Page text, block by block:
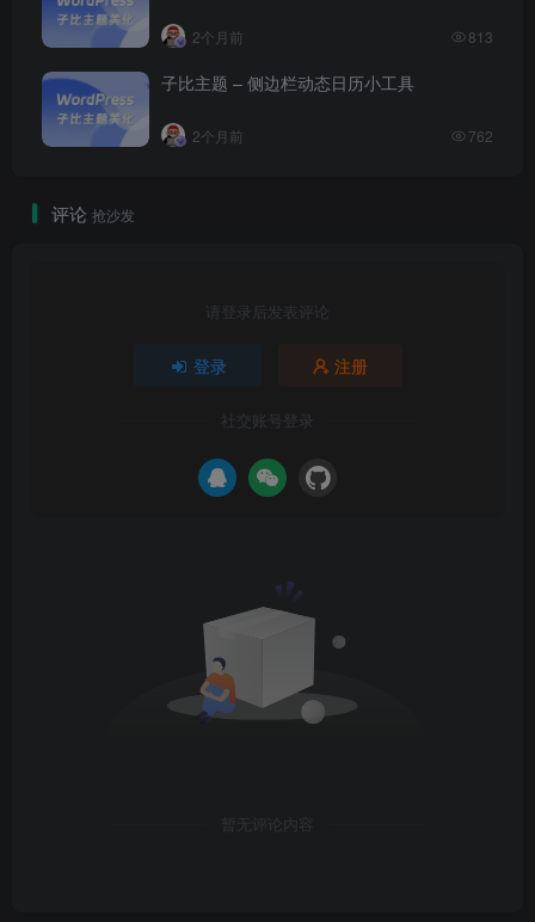
2个月前 813
子比主题 – 侧边栏动态日历小工具
2个月前 762
评论 抢沙发
请登录后发表评论
登录 注册
社交账号登录
暂无评论内容